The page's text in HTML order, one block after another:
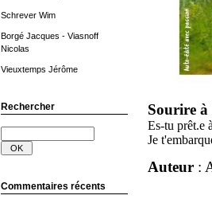
Schrever Wim
Borgé Jacques - Viasnoff
Nicolas
Vieuxtemps Jérôme
Rechercher
Commentaires récents
Sourire
Es-tu prêt.e
Je
Auteur: